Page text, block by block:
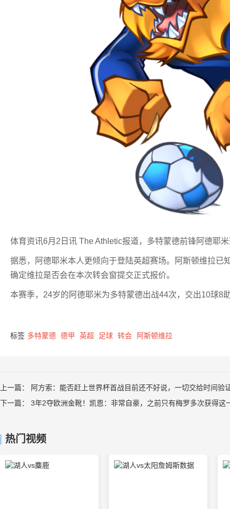
体育资讯6月2日讯 The Athletic报道，多特蒙德前锋阿德耶
据悉，阿德耶米本人更倾向于登陆英超赛场。阿斯顿维拉已
确定维拉是否会在本次转会窗提交正式报价。
本赛季，24岁的阿德耶米为多特蒙德出战44次，交出10球8
标签 多特蒙德 德甲 英超 足球 转会 阿斯顿维拉
上一篇：
阿方索：能否赶上世界杯首战目前还不好说，一切交给时间验
下一篇： 3年2夺欧洲金靴！凯恩：非常自豪，之前只有梅罗多次获得这
热门视频